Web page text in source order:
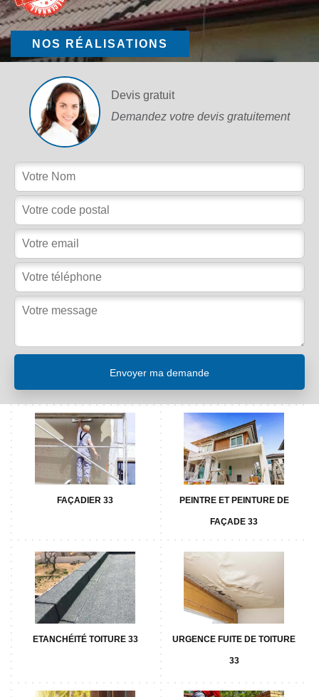
NOS RÉALISATIONS
Devis gratuit
Demandez votre devis gratuitement
FAÇADIER 33 PEINTRE ET PEINTURE DE
FAÇADE 33
ETANCHÉITÉ TOITURE 33 URGENCE FUITE DE TOITURE
33